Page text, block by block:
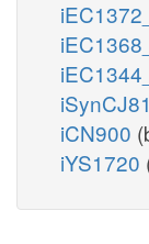
iCN900
iYS1720